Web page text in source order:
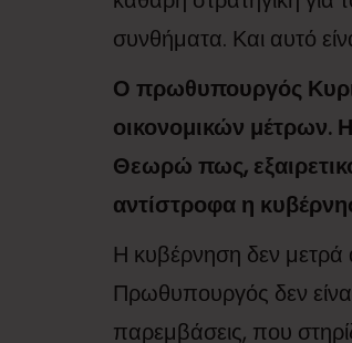
συνθήματα. Και αυτό
Ο πρωθυπουργός
οικονομικών μέτρων.
Θεωρώ πως,
αντίστροφα η
Η κυβέρνηση δεν μετρά
Πρωθυπουργός δεν είναι
παρεμβάσεις, που